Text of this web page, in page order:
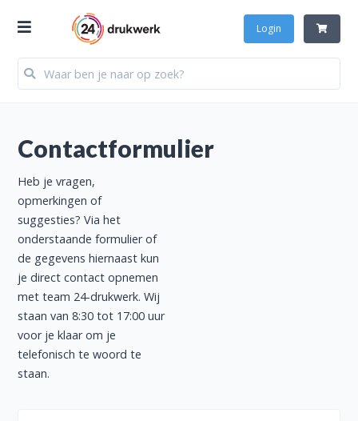
Login
Contactformulier
Heb je vragen,
opmerkingen of
suggesties? Via het
onderstaande formulier of
de gegevens hiernaast kun
je direct contact opnemen
met team 24-drukwerk. Wij
staan van 8:30 tot 17:00 uur
voor je klaar om je
telefonisch te woord te
staan.